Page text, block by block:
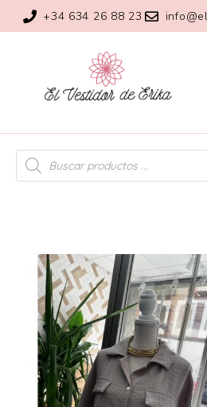
+34 634 26 88 23